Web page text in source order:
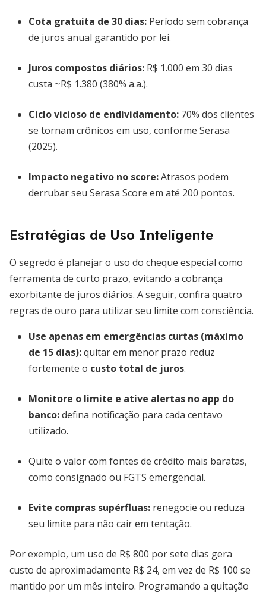
Cota gratuita de 30 dias: Período sem cobrança
de juros anual garantido por lei.
Juros compostos diários: R$ 1.000 em 30 dias
custa ~R$ 1.380 (380% a.a.).
Ciclo vicioso de endividamento: 70% dos clientes
se tornam crônicos em uso, conforme Serasa
(2025).
Impacto negativo no score:Atrasos podem
derrubar seu Serasa Score em até 200 pontos.
Estratégias de Uso Inteligente
O segredo é planejar o uso do cheque especial como
ferramenta de curto prazo, evitando a cobrança
exorbitante de juros diários. A seguir, confira quatro
regras de ouro para utilizar seu limite com consciência.
Use apenas em emergências curtas (máximo
de 15 dias):quitar em menor prazo reduz
fortemente o custo total de juros.
Monitore o limite e ative alertas no app do
banco:defina notificação para cada centavo
utilizado.
Quite o valor com fontes de crédito mais baratas,
como consignado ou FGTS emergencial.
Evite compras supérfluas: renegocie ou reduza
seu limite para não cair em tentação.
Por exemplo, um uso de R$ 800 por sete dias gera
custo de aproximadamente R$ 24, em vez de R$ 100 se
mantido por um mês inteiro. Programando a quitação